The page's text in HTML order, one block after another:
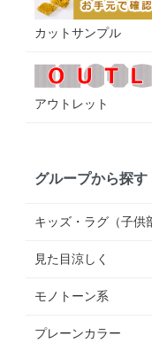
カットサンプル
アウトレット
グループから探す
キッズ・ラグ（子供
見た目涼しく
モノトーン系
プレーンカラー